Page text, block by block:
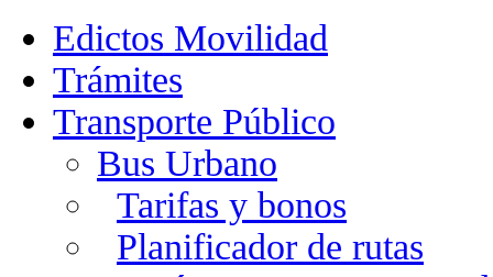
Edictos Movilidad
Trámites
Transporte Público
Bus Urbano
Tarifas y bonos
Planificador de rutas